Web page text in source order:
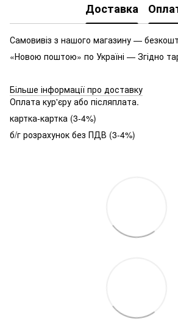
Доставка
Самовивіз з нашого магазину —
«Новою поштою» по Україні — Згідно
Більше інформації про доставку
Оплата кур'єру або післяплата.
картка-картка (3-4%)
б/г розрахунок без ПДВ (3-4%)